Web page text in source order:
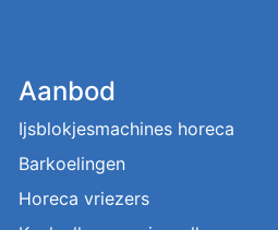
Aanbod
Ijsblokjesmachines horeca
Barkoelingen
Horeca vriezers